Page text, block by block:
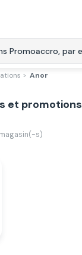
> Anor
et promotions
magasin(-s)